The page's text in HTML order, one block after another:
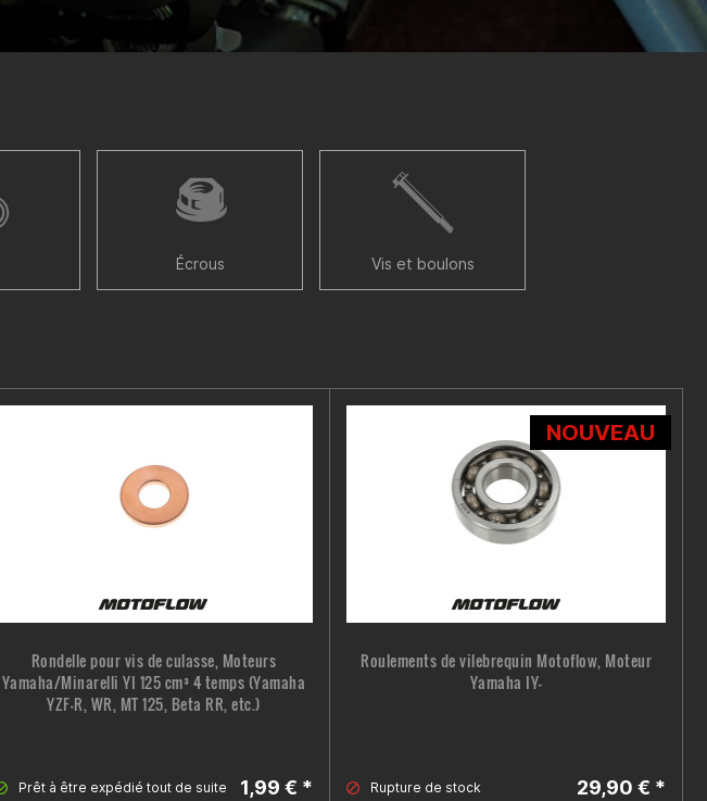
Écrous Vis et boulons
Rondelle pour vis de culasse, Moteurs
Yamaha/Minarelli YI 125 cm³ 4 temps (Yamaha
YZF-R, WR, MT 125, Beta RR, etc.)
Prêt à être expédié tout de suite 1,99 € *
NOUVEAU
Roulements de vilebrequin Motoflow, Moteur
Yamaha IY-
Rupture de stock 29,90 € *